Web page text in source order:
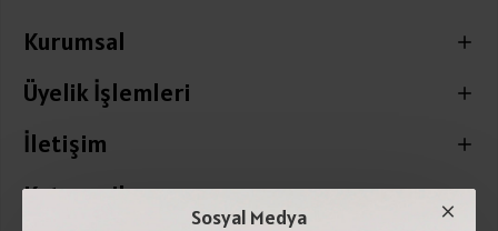
Sosyal Medya
Kurumsal
Üyelik İşlemleri
İletişim
Kategoriler